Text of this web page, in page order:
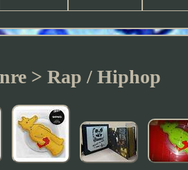
> Rap / Hiphop